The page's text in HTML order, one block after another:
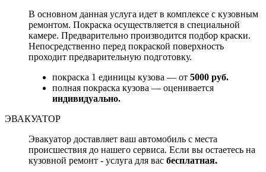
В основном данная услуга идет в комплексе с кузовным
ремонтом. Покраска осуществляется в специальной
камере. Предварительно производится подбор краски.
Непосредственно перед покраской поверхность
проходит предварительную подготовку.
покраска 1 единицы кузова — от 5000 руб.
полная покраска кузова — оценивается
индивидуально.
ЭВАКУАТОР
Эвакуатор доставляет ваш автомобиль с места
происшествия до нашего сервиса. Если вы остаетесь на
кузовной ремонт - услуга для вас бесплатная.